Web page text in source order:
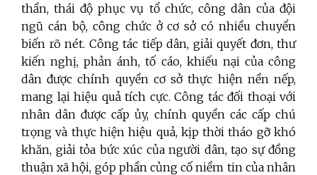
thần, thái độ phục vụ tổ chức, công dân của đội
ngũ cán bộ, công chức ở cơ sở có nhiều chuyển
biến rõ nét. Công tác tiếp dân, giải quyết đơn, thư
kiến nghị, phản ánh, tố cáo, khiếu nại của công
dân được chính quyền cơ sở thực hiện nền nếp,
mang lại hiệu quả tích cực. Công tác đối thoại với
nhân dân được cấp ủy, chính quyền các cấp chú
trọng và thực hiện hiệu quả, kịp thời tháo gỡ khó
khăn, giải tỏa bức xúc của người dân, tạo sự đồng
thuận xã hội, góp phần củng cố niềm tin của nhân